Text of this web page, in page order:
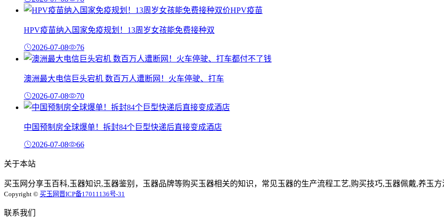
HPV疫苗纳入国家免疫规划！13周岁女孩能免费接种双
2026-07-08 76
澳洲最大电信巨头宕机 数百万人遭断网！火车停驶、打车
2026-07-08 70
中国预制房全球爆单！拆封84个巨型快递后直接变成酒店
2026-07-08 66
关于本站
买玉网分享玉百科,玉器知识,玉器鉴别，玉器品牌等购买玉器相关的知识，常见玉器的生产流程工艺,购买技巧,玉器佩戴,养玉方
Copyright © 买玉网晋ICP备17011136号-31
联系我们